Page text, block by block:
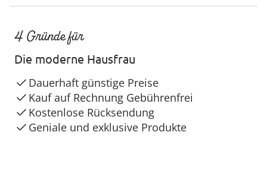
4 Gründe für
Die moderne Hausfrau
Dauerhaft günstige Preise
Kauf auf Rechnung Gebührenfrei
Kostenlose Rücksendung
Geniale und exklusive Produkte